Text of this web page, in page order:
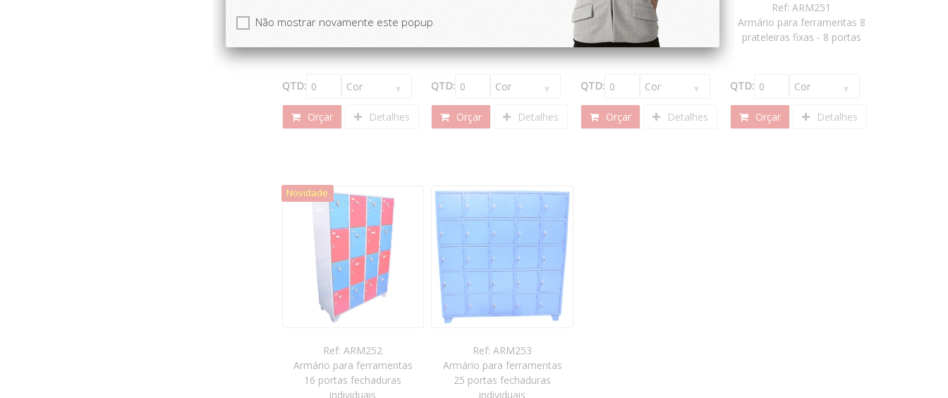
Armário para ferramentas 4
QTD:
Orçar Detalhes
QTD:
Orçar Detalhes
Ref: ARM250
Armário para ferramentas 8
prateleiras fixas - 6 portas
QTD:
Orçar Detalhes
Ref: ARM251
Armário para ferramentas 8
prateleiras fixas - 8 portas
QTD:
Orçar Detalhes
Novidade
Ref: ARM252
Armário para ferramentas
16 portas fechaduras
individuais
Ref: ARM253
Armário para ferramentas
25 portas fechaduras
individuais
Não mostrar novamente este popup